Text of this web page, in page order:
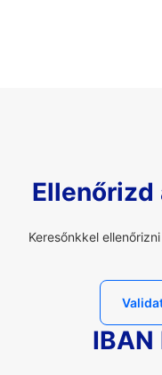
Ellenőrizd
Keresőnkkel